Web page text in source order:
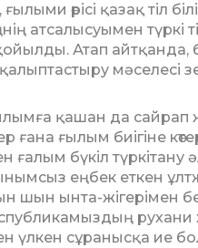
өрісі қазақ тіл
атсалысуымен түркі
Атап айтқанда,
мәселесі
қашан да сайрап
ғана ғылым биігіне
ғалым бүкіл түркітану
еңбек еткен
шын ынта-жігерімен
рухани
үлкен сұранысқа ие